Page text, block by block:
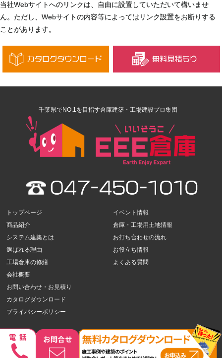
当社Webサイトへのリンクは、自由に設置していただいて構いませ
ん。ただし、Webサイトの内容等によってはリンク設置をお断りする
ことがあります。
千葉県でNO.1を目指す倉庫建築・工場建設プロ集団
トップページ
商品紹介
システム建築とは
選ばれる理由
工場倉庫の修繕
会社概要
お問い合わせ・お見積り
カタログダウンロード
プライバシーポリシー
イベント情報
倉庫・工場用土地情報
お打ち合わせの流れ
お役立ち情報
よくある質問
HACCPとは(食品工場・冷蔵冷凍倉庫を建設)
千葉県で倉庫建築をお考えの方へ